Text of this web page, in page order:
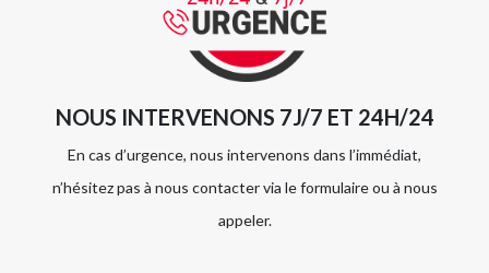
NOUS INTERVENONS 7J/7 ET 24H/24
En cas d’urgence, nous intervenons dans l’immédiat,
n’hésitez pas à nous contacter via le formulaire ou à nous
appeler.